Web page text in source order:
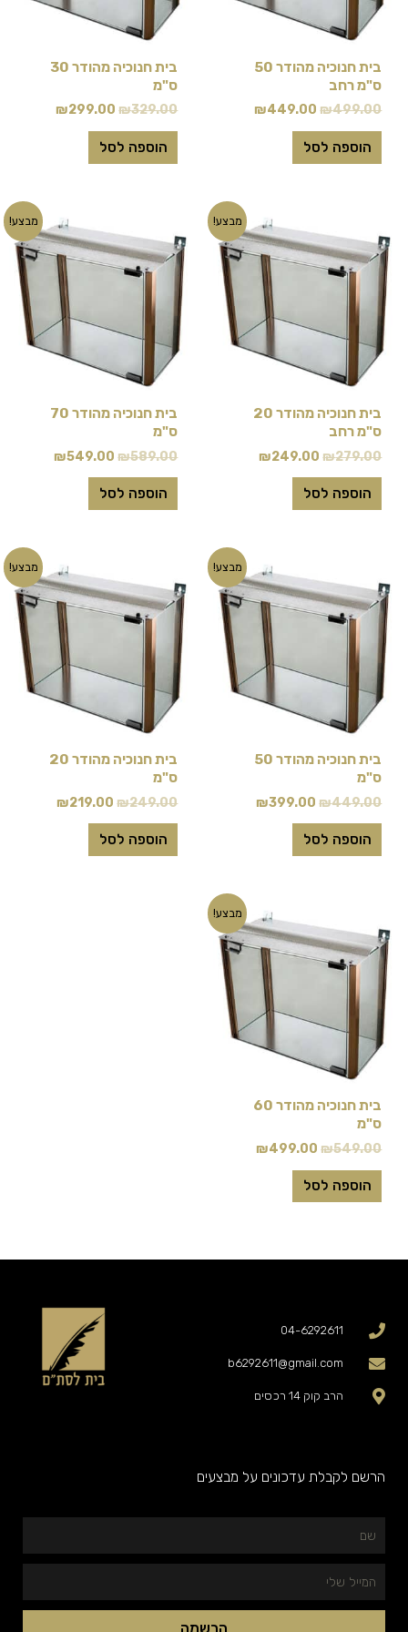
בית חנוכיה מהודר 50
ס"מ רחב
₪499.00
₪449.00
הוספה לסל
בית חנוכיה מהודר 30
ס"מ
₪329.00
₪299.00
הוספה לסל
מבצע!
בית חנוכיה מהודר 20
ס"מ רחב
₪279.00
המקורי
היה:
₪279.00.
₪249.00
המחיר
הנוכחי
הוא:
₪249.00.
הוספה לסל
מבצע!
בית חנוכיה מהודר 70
ס"מ
₪589.00
המקורי
היה:
₪589.00.
₪549.00
המחיר
הנוכחי
הוא:
הוספה לסל
מבצע!
בית חנוכיה מהודר 50
ס"מ
₪449.00
המקורי
היה:
₪449.00.
₪399.00
המחיר
הנוכחי
הוא:
₪399.00.
הוספה לסל
מבצע!
בית חנוכיה מהודר 20
ס"מ
₪249.00
המקורי
היה:
₪249.00.
₪219.00
המחיר
הנוכחי
הוא:
₪219.00.
הוספה לסל
מבצע!
בית חנוכיה מהודר 60
ס"מ
₪549.00
המקורי
היה:
₪549.00.
₪499.00
המחיר
הנוכחי
הוא:
₪499.00.
הוספה לסל
04-6292611
b6292611@gmail.com
הרב קוק 14 רכסים
הרשם לקבלת עדכונים על מבצעים
הרשמה